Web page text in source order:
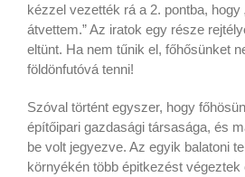
kézzel vezették rá a 2. pontba, hogy
átvettem.” Az iratok egy része
eltünt. Ha nem tűnik el, főhősünket
földönfutóvá tenni!
Szóval történt egyszer, hogy
építőipari gazdasági társasága, és
be volt jegyezve. Az egyik balatoni
környékén több épitkezést